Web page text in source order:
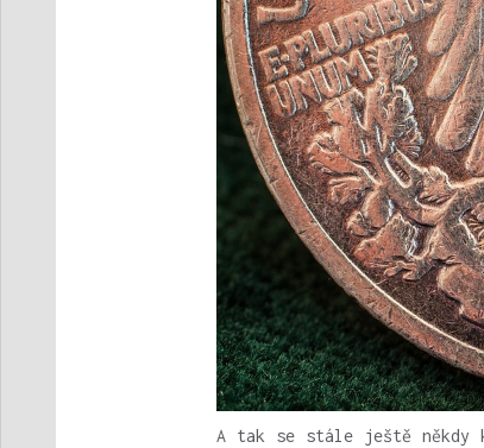
A tak se stále ještě někdy